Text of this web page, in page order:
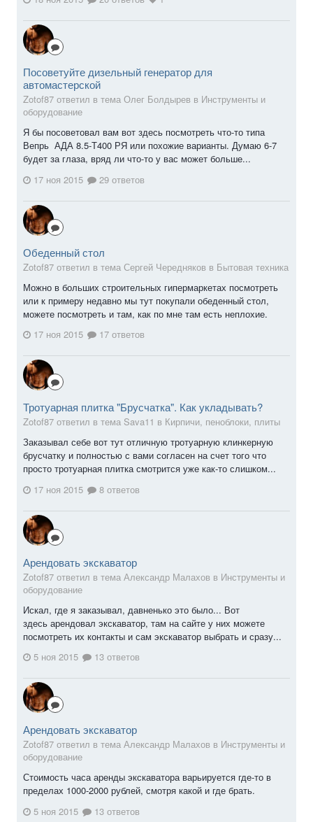
Посоветуйте дизельный генератор для
автомастерской
Zotof87 ответил в тема Олег Болдырев в Инструменты и
оборудование
Я бы посоветовал вам вот здесь посмотреть что-то типа
Вепрь АДА 8.5-Т400 РЯ или похожие варианты. Думаю 6-7
будет за глаза, вряд ли что-то у вас может больше...
17 ноя 2015
29 ответов
Обеденный стол
Zotof87 ответил в тема Сергей Чередняков в Бытовая техника
Можно в больших строительных гипермаркетах посмотреть
или к примеру недавно мы тут покупали обеденный стол,
можете посмотреть и там, как по мне там есть неплохие.
17 ноя 2015
17 ответов
Тротуарная плитка "Брусчатка". Как укладывать?
Zotof87 ответил в тема Sava11 в Кирпичи, пеноблоки, плиты
Заказывал себе вот тут отличную тротуарную клинкерную
брусчатку и полностью с вами согласен на счет того что
просто тротуарная плитка смотрится уже как-то слишком...
17 ноя 2015
8 ответов
Арендовать экскаватор
Zotof87 ответил в тема Александр Малахов в Инструменты и
оборудование
Искал, где я заказывал, давненько это было... Вот
здесь арендовал экскаватор, там на сайте у них можете
посмотреть их контакты и сам экскаватор выбрать и сразу...
5 ноя 2015
13 ответов
Арендовать экскаватор
Zotof87 ответил в тема Александр Малахов в Инструменты и
оборудование
Стоимость часа аренды экскаватора варьируется где-то в
пределах 1000-2000 рублей, смотря какой и где брать.
5 ноя 2015
13 ответов